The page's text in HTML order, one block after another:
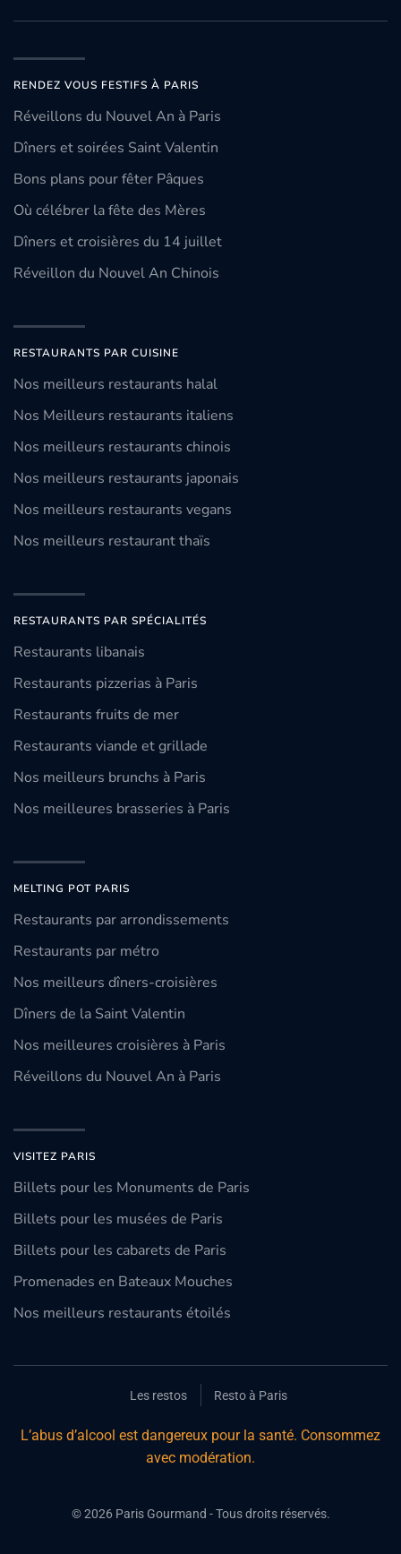
RENDEZ VOUS FESTIFS À PARIS
Réveillons du Nouvel An à Paris
Dîners et soirées Saint Valentin
Bons plans pour fêter Pâques
Où célébrer la fête des Mères
Dîners et croisières du 14 juillet
Réveillon du Nouvel An Chinois
RESTAURANTS PAR CUISINE
Nos meilleurs restaurants halal
Nos Meilleurs restaurants italiens
Nos meilleurs restaurants chinois
Nos meilleurs restaurants japonais
Nos meilleurs restaurants vegans
Nos meilleurs restaurant thaïs
RESTAURANTS PAR SPÉCIALITÉS
Restaurants libanais
Restaurants pizzerias à Paris
Restaurants fruits de mer
Restaurants viande et grillade
Nos meilleurs brunchs à Paris
Nos meilleures brasseries à Paris
MELTING POT PARIS
Restaurants par arrondissements
Restaurants par métro
Nos meilleurs dîners-croisières
Dîners de la Saint Valentin
Nos meilleures croisières à Paris
Réveillons du Nouvel An à Paris
VISITEZ PARIS
Billets pour les Monuments de Paris
Billets pour les musées de Paris
Billets pour les cabarets de Paris
Promenades en Bateaux Mouches
Nos meilleurs restaurants étoilés
Les restos Resto à Paris
L’abus d’alcool est dangereux pour la santé. Consommez
avec modération.
©2026Paris Gourmand - Tous droits réservés.